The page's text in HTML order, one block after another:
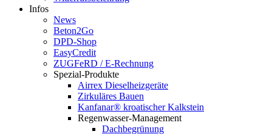
Infos
News
Beton2Go
DPD-Shop
EasyCredit
ZUGFeRD / E-Rechnung
Spezial-Produkte
Airrex Dieselheizgeräte
Zirkuläres Bauen
Kanfanar® kroatischer Kalkstein
Regenwasser-Management
Dachbegrünung